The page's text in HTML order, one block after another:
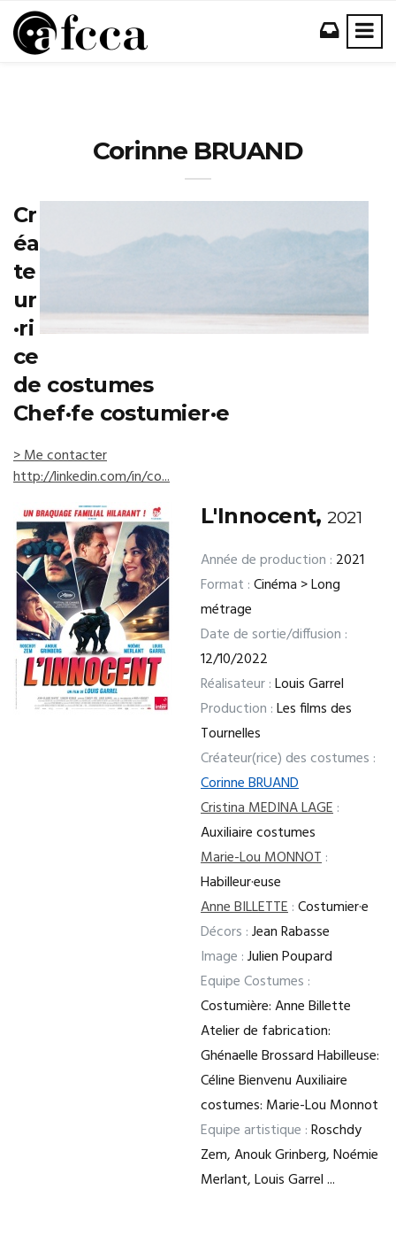
Corinne BRUAND
Cr
éa
te
ur
·ri
ce
de costumes
Chef·fe costumier·e
> Me contacter
http://linkedin.com/in/co...
L'Innocent,2021
Année de production : 2021
Format :Cinéma > Long
métrage
Date de sortie/diffusion :
12/10/2022
Réalisateur :Louis Garrel
Production :Les films des
Tournelles
Créateur(rice) des costumes :
Corinne BRUAND
Cristina MEDINA LAGE:
Auxiliaire costumes
Marie-Lou MONNOT:
Habilleur·euse
Anne BILLETTE:Costumier·e
Décors :Jean Rabasse
Image :Julien Poupard
Equipe Costumes :
Costumière: Anne Billette
Atelier de fabrication:
Ghénaelle Brossard Habilleuse:
Céline Bienvenu Auxiliaire
costumes: Marie-Lou Monnot
Equipe artistique :Roschdy
Zem, Anouk Grinberg, Noémie
Merlant, Louis Garrel ...